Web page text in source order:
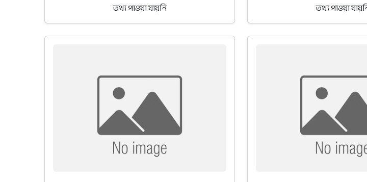
তথ্য পাওয়া যায়নি তথ্য পাওয়া